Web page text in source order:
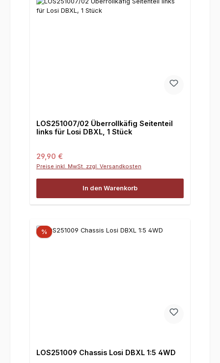
LOS251007/02 Überrollkäfig Seitenteil
links für Losi DBXL, 1 Stück
Regulärer Preis:
29,90 €
Preise inkl. MwSt. zzgl. Versandkosten
In den Warenkorb
%
LOS251009 Chassis Losi DBXL 1:5 4WD